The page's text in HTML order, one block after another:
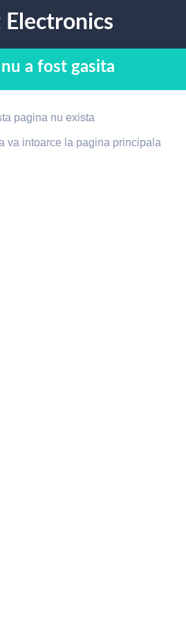
Electronics
nu a fost gasita
pagina nu exista
va intoarce la pagina principala